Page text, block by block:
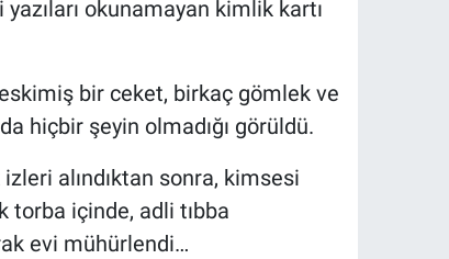
okunamayan kimlik kartı
bir ceket, birkaç gömlek ve
hiçbir şeyin olmadığı görüldü.
alındıktan sonra, kimsesi
torba içinde, adli tıbba
evi mühürlendi…